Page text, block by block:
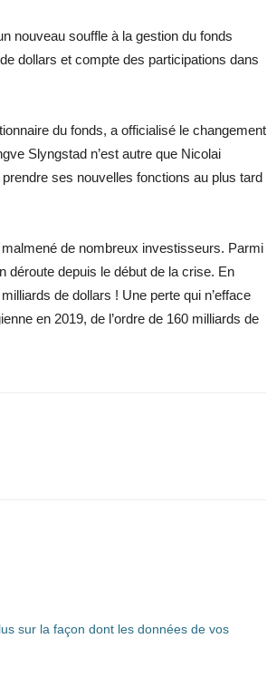
nouveau souffle à la gestion du fonds
dollars et compte des participations dans
du fonds, a officialisé le changement
Slyngstad n’est autre que Nicolai
ses nouvelles fonctions au plus tard
de nombreux investisseurs. Parmi
déroute depuis le début de la crise. En
de dollars ! Une perte qui n’efface
en 2019, de l’ordre de 160 milliards de
sur la façon dont les données de vos